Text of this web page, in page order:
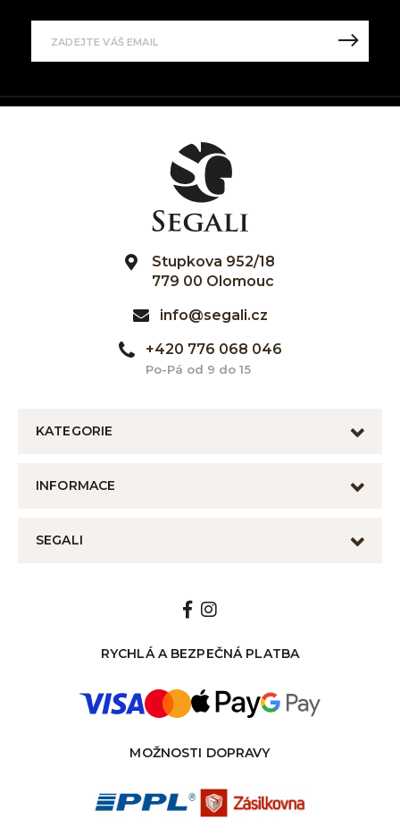
Stupkova 952/18
779 00 Olomouc
info@segali.cz
+420 776 068 046
Po-Pá od 9 do 15
KATEGORIE
INFORMACE
SEGALI
RYCHLÁ A BEZPEČNÁ PLATBA
MOŽNOSTI DOPRAVY